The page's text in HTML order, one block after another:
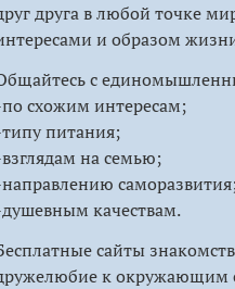
друга в любой точке
и образом
с
схожим интересам;
питания;
на семью;
качествам.
сайты
к окружающим